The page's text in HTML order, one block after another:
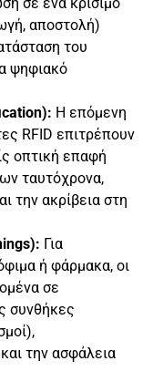
αποστολή)
του
ψηφιακό
Η επόμενη
RFID επιτρέπουν
οπτική επαφή
ταυτόχρονα,
την ακρίβεια στη
Για
ή φάρμακα, οι
σε
συνθήκες
την ασφάλεια